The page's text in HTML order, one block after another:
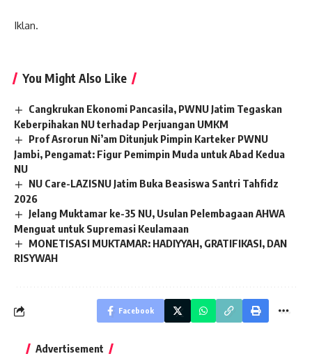
Iklan.
You Might Also Like
Cangkrukan Ekonomi Pancasila, PWNU Jatim Tegaskan
Keberpihakan NU terhadap Perjuangan UMKM
Prof Asrorun Ni’am Ditunjuk Pimpin Karteker PWNU
Jambi, Pengamat: Figur Pemimpin Muda untuk Abad Kedua
NU
NU Care-LAZISNU Jatim Buka Beasiswa Santri Tahfidz
2026
Jelang Muktamar ke-35 NU, Usulan Pelembagaan AHWA
Menguat untuk Supremasi Keulamaan
MONETISASI MUKTAMAR: HADIYYAH, GRATIFIKASI, DAN
RISYWAH
Facebook
Advertisement